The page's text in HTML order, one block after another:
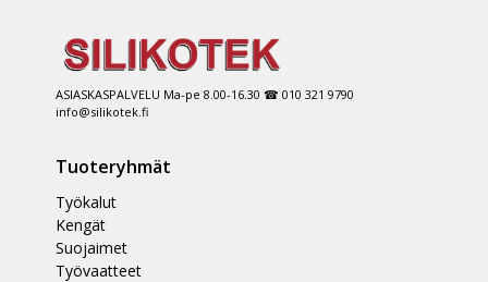
ASIASKASPALVELU Ma-pe 8.00-16.30 ☎ 010 321 9790
info@silikotek.fi
Tuoteryhmät
Työkalut
Kengät
Suojaimet
Työvaatteet